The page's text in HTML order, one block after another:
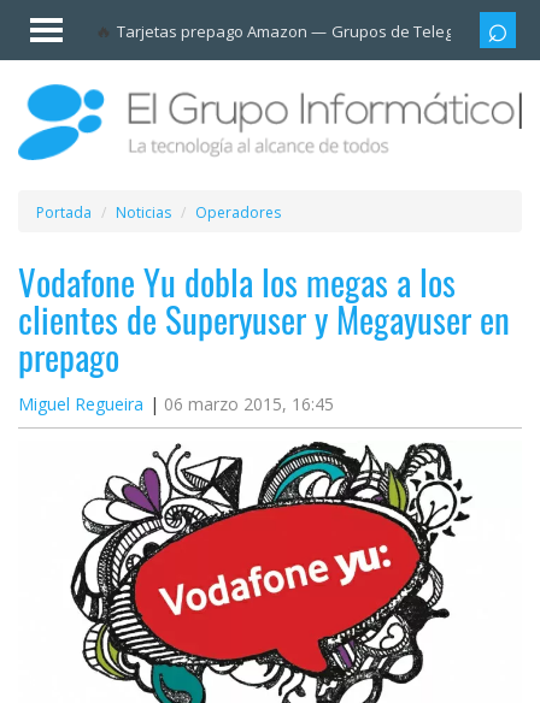
Tarjetas prepago Amazon Grupos de Telegram
Invitado
Iniciar
sesión /
Registrarse
Esenciales
Móviles
Ofertas
Apps
Redes
Plataformas
streaming
Operadores
Portada Noticias Operadores
Vodafone Yu dobla los megas a los
clientes de Superyuser y Megayuser en
prepago
Miguel Regueira 06 marzo 2015, 16:45